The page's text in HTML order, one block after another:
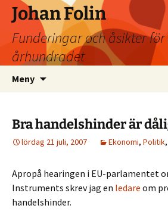
Johan Folin
Funderingar och åsikter för
århundradet
Meny
Bra handelshinder är
lördag 21 juli, 2007 Ekonomi, Politik,
Apropå hearingen i EU-parlamentet
Instruments skrev jag en ledare om
handelshinder.